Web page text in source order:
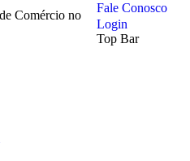
Comércio no
Fale Conosco
Login
Top Bar